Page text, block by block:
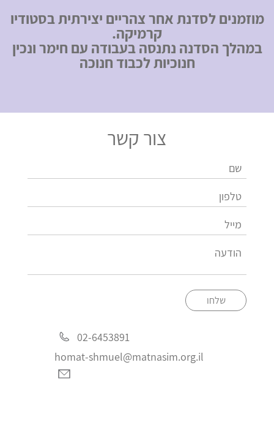
מוזמנים לסדנת אחר צהריים יצירתית בסטודיו
קרמיקה.
במהלך הסדנה נתנסה בעבודה עם חימר ונכין
חנוכיות לכבוד חנוכה
צור קשר
שלחו
02-6453891
homat-shmuel@matnasim.org.il